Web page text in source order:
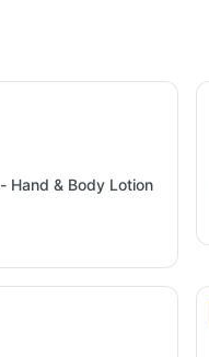
Hand & Body Lotion